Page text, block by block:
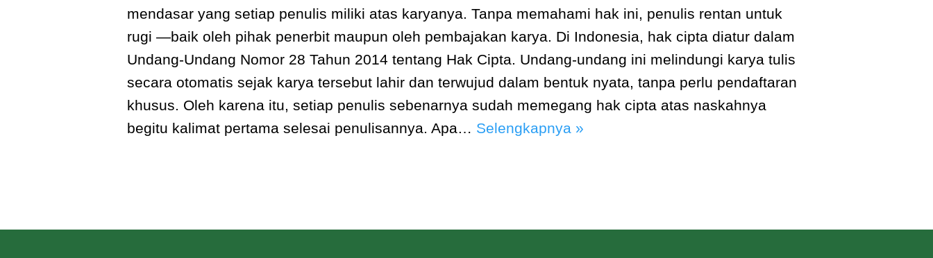
mendasar yang setiap penulis miliki atas karyanya. Tanpa memahami hak ini, penulis rentan untuk
rugi —baik oleh pihak penerbit maupun oleh pembajakan karya. Di Indonesia, hak cipta diatur dalam
Undang-Undang Nomor 28 Tahun 2014 tentang Hak Cipta. Undang-undang ini melindungi karya tulis
secara otomatis sejak karya tersebut lahir dan terwujud dalam bentuk nyata, tanpa perlu pendaftaran
khusus. Oleh karena itu, setiap penulis sebenarnya sudah memegang hak cipta atas naskahnya
begitu kalimat pertama selesai penulisannya. Apa… Selengkapnya »